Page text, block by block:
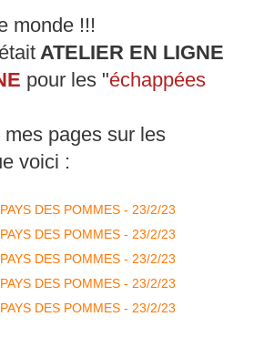
monde !!!
ATELIER EN LIGNE
pour les "échappées
pages sur les
voici :